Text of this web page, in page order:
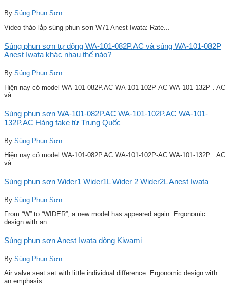
By Súng Phun Sơn
Video tháo lắp súng phun sơn W71 Anest Iwata: Rate...
Súng phun sơn tự động WA-101-082P.AC và súng WA-101-082P
Anest Iwata khác nhau thế nào?
By Súng Phun Sơn
Hiện nay có model WA-101-082P.AC WA-101-102P-AC WA-101-132P . AC
và...
Súng phun sơn WA-101-082P.AC WA-101-102P.AC WA-101-
132P.AC Hàng fake từ Trung Quốc
By Súng Phun Sơn
Hiện nay có model WA-101-082P.AC WA-101-102P-AC WA-101-132P . AC
và...
Súng phun sơn Wider1 Wider1L Wider 2 Wider2L Anest Iwata
By Súng Phun Sơn
From “W” to “WIDER”, a new model has appeared again .Ergonomic
design with an...
Súng phun sơn Anest Iwata dòng Kiwami
By Súng Phun Sơn
Air valve seat set with little individual difference .Ergonomic design with
an emphasis...